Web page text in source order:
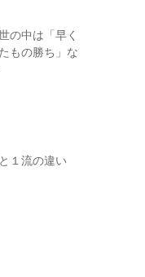
の中は「早く
もの勝ち」な
１流の違い